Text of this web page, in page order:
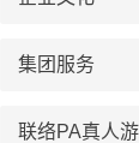
集团服务
联络PA真人